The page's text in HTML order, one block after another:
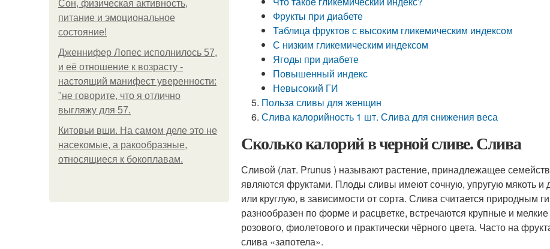
Сон, физическая активность,
питание и эмоциональное
состояние!
Дженнифер Лопес исполнилось 57,
и её отношение к возрасту -
настоящий манифест уверенности:
"не говорите, что я отлично
выгляжу для 57.
Китовьи вши. На самом деле это не
насекомые, а ракообразные,
относящиеся к бокоплавам.
Фрукты при диабете
Таблица фруктов с высоким гликемическим индексом
С низким гликемическим индексом
Ягоды при диабете
Повышенный индекс
Невысокий ГИ
Польза сливы для женщин
Слива калорийность 1 шт. Слива для снижения веса
Сколько калорий в черной сливе. Слива
Сливой (лат. Prunus ) называют растение, принадлежащее
являются фруктами. Плоды сливы имеют сочную, упругую мякоть и
или круглую, в зависимости от сорта. Слива считается природным
разнообразен по форме и расцветке, встречаются крупные и
розового, фиолетового и практически чёрного цвета. Часто на
слива «запотела».